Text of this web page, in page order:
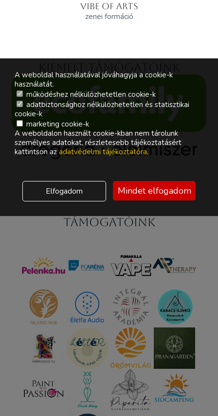
VIBE OF ARTS
zenei formáció
Kiemelt támogatóink
Támogatóink
A weboldal használatával jóváhagyja a cookie-k
használatát.
működéshez nélkülözhetetlen cookie-k
adatbiztonsághoz nélkülözhetetlen és statisztikai
cookie-k
marketing cookie-k
A weboldalon használt cookie-kban nem tárolunk
személyes adatokat, részletesebb tájékoztatásért
kattintson azadatvédelmi tájékoztatóra.
Elfogadom Mindet elfogadom